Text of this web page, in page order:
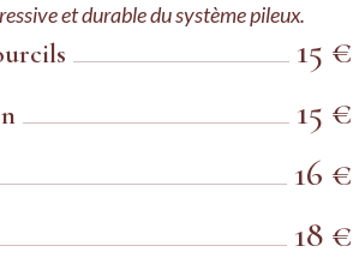
et durable du système pileux.
15 €
15 €
16 €
18 €